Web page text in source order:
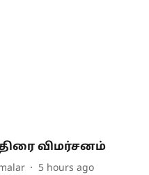
திரை விமர்சனம்
5 hours ago